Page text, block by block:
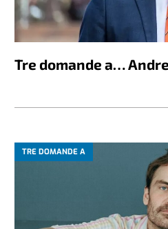
Tre domande a…
TRE DOMANDE A